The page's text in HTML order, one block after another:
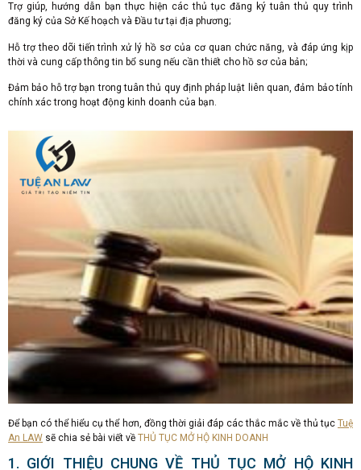
Trợ giúp, hướng dẫn bạn thực hiện các thủ tục đăng ký tuân thủ quy trình
đăng ký của Sở Kế hoạch và Đầu tư tại địa phương;
Hỗ trợ theo dõi tiến trình xử lý hồ sơ của cơ quan chức năng, và đáp ứng kịp
thời và cung cấp thông tin bổ sung nếu cần thiết cho hồ sơ của bản;
Đảm bảo hỗ trợ bạn trong tuân thủ quy định pháp luật liên quan, đảm bảo tính
chính xác trong hoạt động kinh doanh của bạn.
Để bạn có thể hiểu cụ thể hơn, đồng thời giải đáp các thắc mắc về thủ tục Tuệ
An LAW sẽ chia sẻ bài viết về THỦ TỤC MỞ HỘ KINH DOANH
1. GIỚI THIỆU CHUNG VỀ THỦ TỤC MỞ HỘ KINH